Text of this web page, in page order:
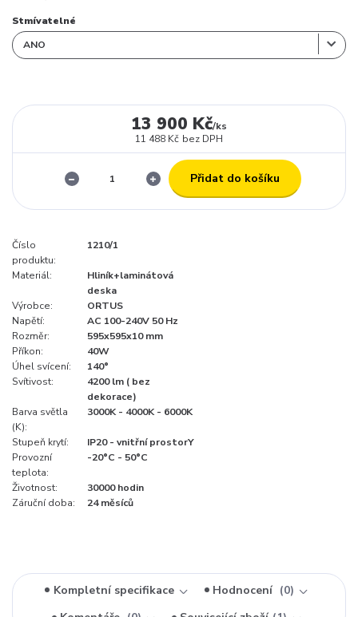
Stmívatelné
13 900 Kč/ks
11 488 Kč bez DPH
Přidat do košíku
Číslo
produktu:
1210/1
Materiál:
Hliník+laminátová
deska
Výrobce:
ORTUS
Napětí:
AC 100-240V 50 Hz
Rozměr:
595x595x10 mm
Příkon:
40W
Úhel svícení:
140°
Svítivost:
4200 lm ( bez
dekorace)
Barva světla
(K):
3000K - 4000K - 6000K
Stupeň krytí:
IP20 - vnitřní prostorY
Provozní
teplota:
-20°C - 50°C
Životnost:
30000 hodin
Záruční doba:
24 měsíců
Kompletní specifikace Hodnocení
0